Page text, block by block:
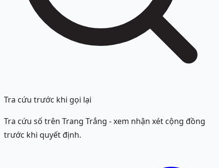
Tra cứu trước khi gọi lại
Tra cứu số trên Trang Trắng - xem nhận xét cộng đồng
trước khi quyết định.